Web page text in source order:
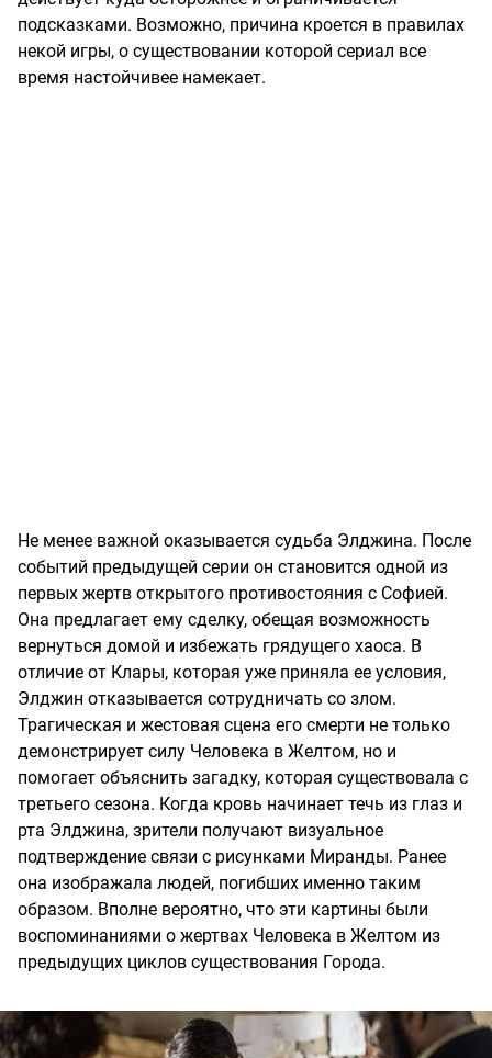
подсказками. Возможно, причина кроется в правилах
некой игры, о существовании которой сериал все
время настойчивее намекает.
Не менее важной оказывается судьба Элджина. После
событий предыдущей серии он становится одной из
первых жертв открытого противостояния с Софией.
Она предлагает ему сделку, обещая возможность
вернуться домой и избежать грядущего хаоса. В
отличие от Клары, которая уже приняла ее условия,
Элджин отказывается сотрудничать со злом.
Трагическая и жестовая сцена его смерти не только
демонстрирует силу Человека в Желтом, но и
помогает объяснить загадку, которая существовала с
третьего сезона. Когда кровь начинает течь из глаз и
рта Элджина, зрители получают визуальное
подтверждение связи с рисунками Миранды. Ранее
она изображала людей, погибших именно таким
образом. Вполне вероятно, что эти картины были
воспоминаниями о жертвах Человека в Желтом из
предыдущих циклов существования Города.